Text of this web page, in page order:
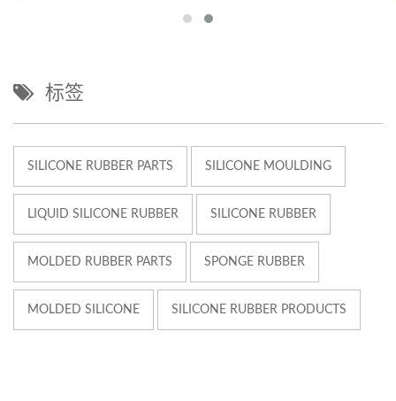
标签
SILICONE RUBBER PARTS SILICONE MOULDING
LIQUID SILICONE RUBBER SILICONE RUBBER
MOLDED RUBBER PARTS SPONGE RUBBER
MOLDED SILICONE SILICONE RUBBER PRODUCTS